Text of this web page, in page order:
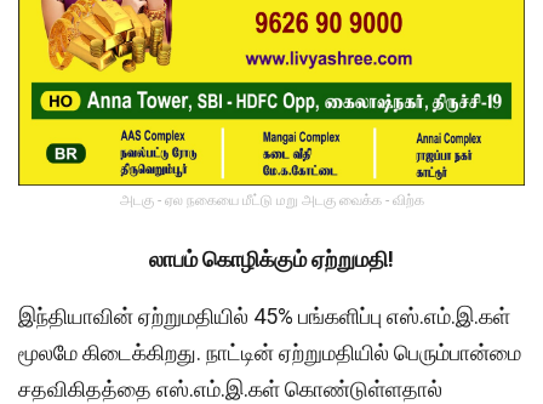
அடகு - ஏல நகையை மீட்டு மறு அடகு வைக்க - விற்க
லாபம் கொழிக்கும் ஏற்றுமதி!
இந்தியாவின் ஏற்றுமதியில் 45% பங்களிப்பு எஸ்.எம்.இ.கள்
மூலமே கிடைக்கிறது. நாட்டின் ஏற்றுமதியில் பெரும்பான்மை
சதவிகிதத்தை எஸ்.எம்.இ.கள் கொண்டுள்ளதால்